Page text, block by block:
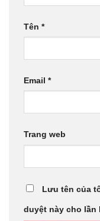
Tên *
Email *
Trang web
Lưu tên của
duyệt này cho lần